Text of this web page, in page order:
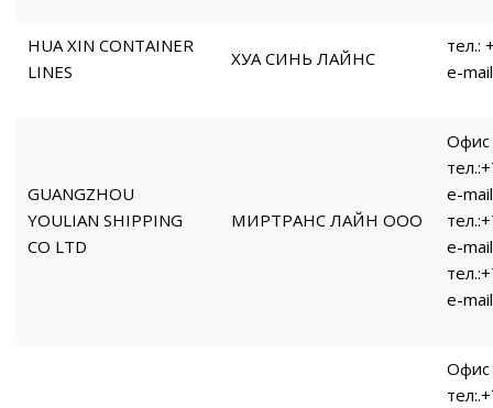
HUA XIN CONTAINER
LINES
ХУА СИНЬ ЛАЙНС
тел.:
e-
GUANGZHOU
YOULIAN SHIPPING
CO LTD
МИРТРАНС ЛАЙН ООО
Офис
e-
e-
e-
Офис